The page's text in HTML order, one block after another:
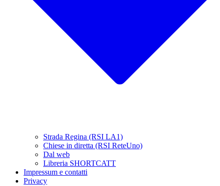
Strada Regina (RSI LA1)
Chiese in diretta (RSI ReteUno)
Dal web
Libreria SHORTCATT
Impressum e contatti
Privacy